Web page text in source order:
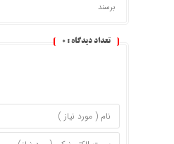
برسند
تعداد دیدگاه : 0